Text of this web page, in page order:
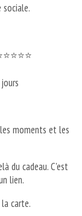
moments et les
du cadeau. C'est
lien.
carte.